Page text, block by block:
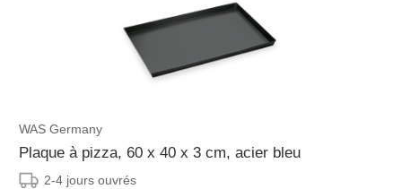
WAS Germany
Plaque à pizza, 60 x 40 x 3 cm, acier bleu
2-4 jours ouvrés